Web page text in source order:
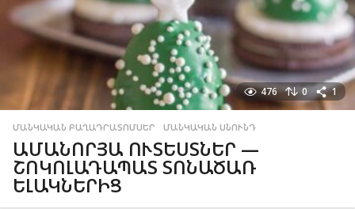
476 0 1
ՄԱՆԿԱԿԱՆ ԲԱՂԱԴՐԱՏՈՄՍԵՐ ,ՄԱՆԿԱԿԱՆ ՍՆՈՒՆԴ
ԱՄԱՆՈՐՅԱ ՈՒՏԵՍՏՆԵՐ —
ՇՈԿՈԼԱԴԱՊԱՏ ՏՈՆԱԾԱՌ
ԵԼԱԿՆԵՐԻՑ